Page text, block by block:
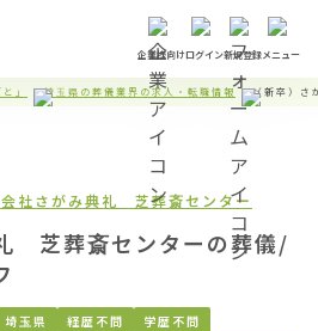
企業様向けログイン新規登録メニュー
」 埼玉県の葬儀業界の求人・転職情報 （新卒）さ
社さがみ典礼 芝葬斎センター
芝葬斎センターの葬儀/
埼玉県 経歴不問
学歴不問